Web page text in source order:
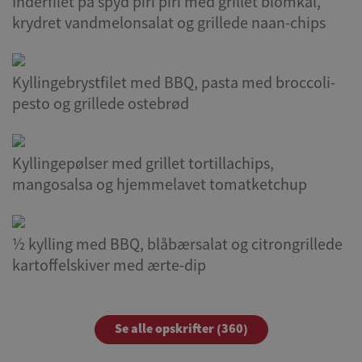
krydret vandmelonsalat og grillede naan-chips
Kyllingebrystfilet med BBQ, pasta med broccoli-
pesto og grillede ostebrød
Kyllingepølser med grillet tortillachips,
mangosalsa og hjemmelavet tomatketchup
½ kylling med BBQ, blåbærsalat og citrongrillede
kartoffelskiver med ærte-dip
Se alle opskrifter (360)